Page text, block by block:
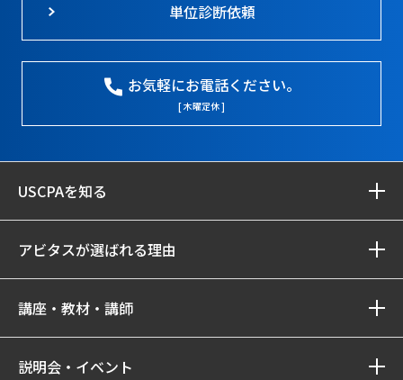
単位診断依頼
お気軽にお電話ください。
[ 木曜定休 ]
USCPAを知る
アビタスが選ばれる理由
講座・教材・講師
説明会・イベント